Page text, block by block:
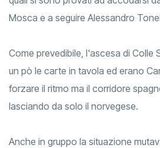
Mosca e a seguire Alessandro
Come prevedibile, l'ascesa di Colle
un pò le carte in tavola ed erano
forzare il ritmo ma il corridore
lasciando da solo il norvegese.
Anche in gruppo la situazione